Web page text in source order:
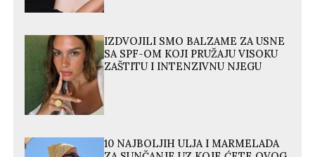
IZDVOJILI SMO BALZAME ZA USNE
SA SPF-OM KOJI PRUŽAJU VISOKU
ZAŠTITU I INTENZIVNU NJEGU
10 NAJBOLJIH ULJA I MARMELADA